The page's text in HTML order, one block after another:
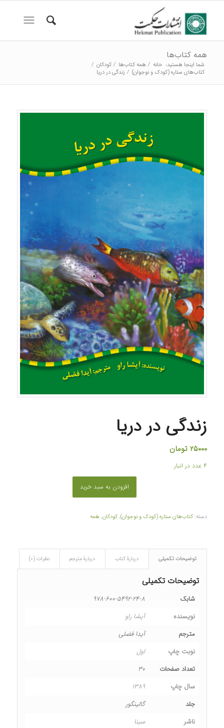
همه کتاب‌ها
شما اینجا هستید: خانه / همه کتاب‌ها / کودکان /
کتاب‌های ستاره (کودک و نوجوان) / زندگی در دریا
زندگی در دریا
۲۵۰۰۰ تومان
۴ عدد در انبار
افزودن به سبد خرید
دسته: کتاب‌های ستاره (کودک و نوجوان), کودکان, همه
توضیحات تکمیلی دربارۀ کتاب دربارۀ مترجم نظرات (۰)
توضیحات تکمیلی
شابک
۹۷۸-۶۰۰-۵۴۹۲-۲۴-۸
نویسنده
آیشا راو
مترجم
آیدا فضلی
نوبت چاپ
اول
تعداد صفحات
۳۰
سال چاپ
۱۳۸۹
جلد
گالینگور
ناشر
سینا